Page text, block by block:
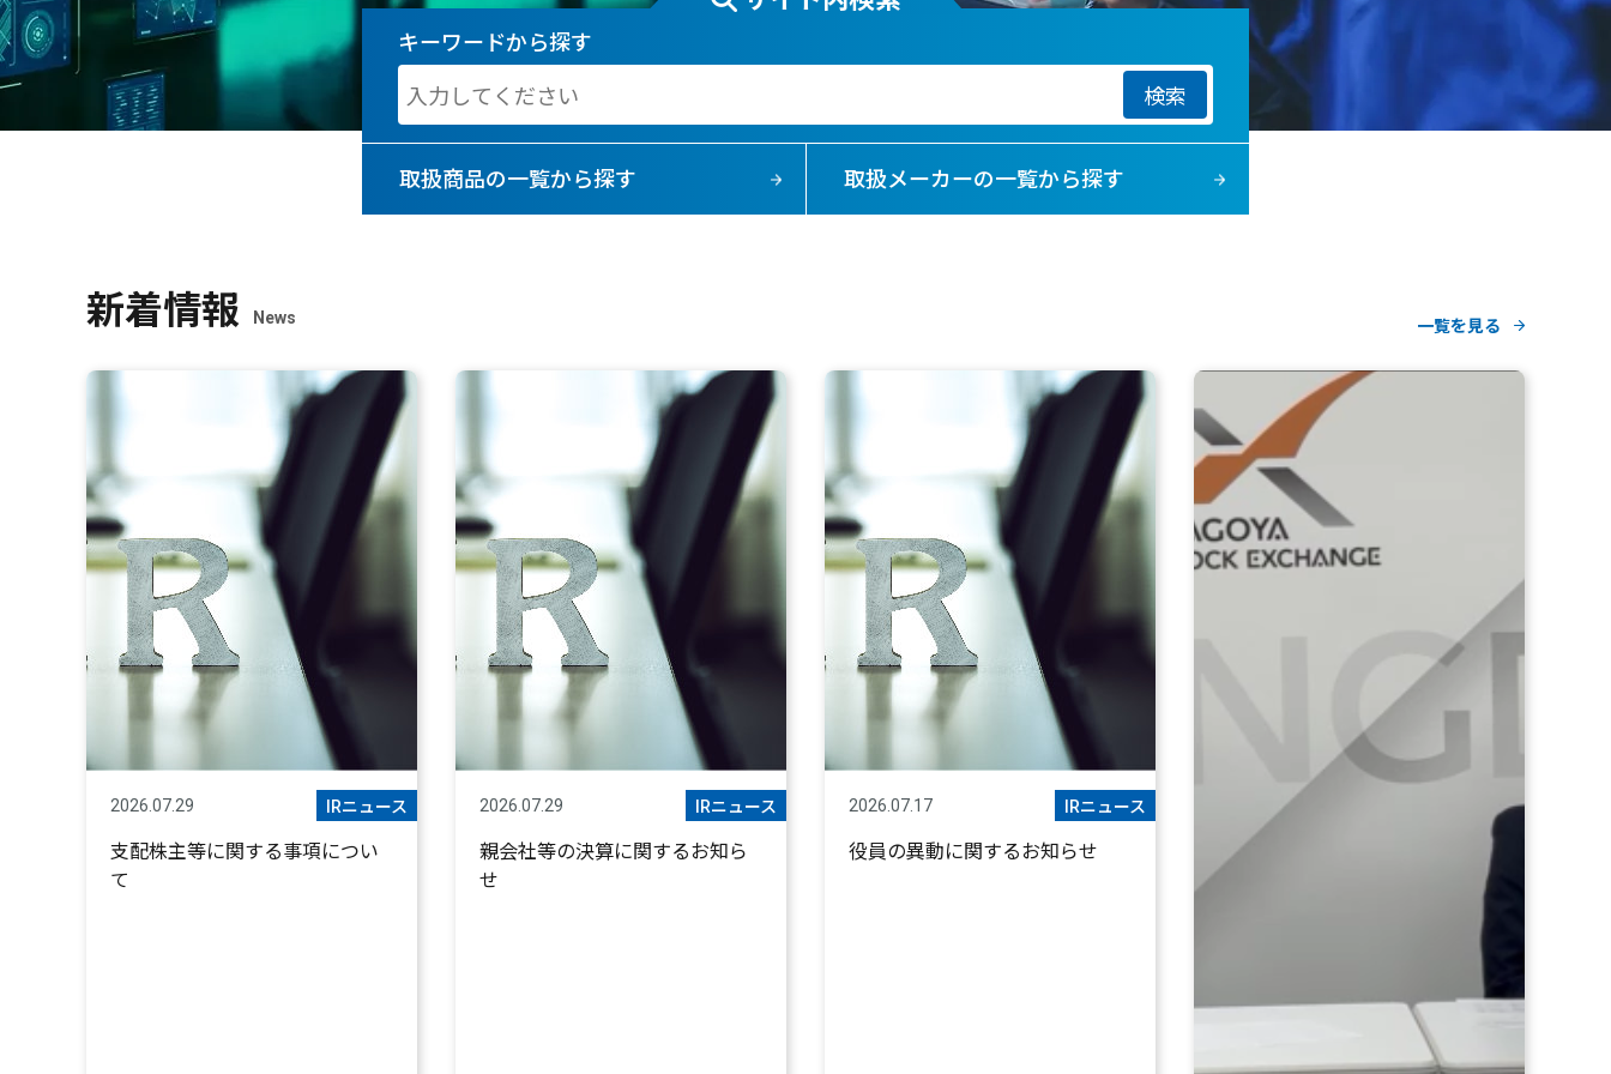
キーワードから探す
検索
取扱商品の一覧から探す 取扱メーカーの一覧から探す
新着情報 News 一覧を見る
2026.07.29 IRニュース
支配株主等に関する事項につい
て
2026.07.29 IRニュース
親会社等の決算に関するお知ら
せ
2026.07.17 IRニュース
役員の異動に関するお知らせ